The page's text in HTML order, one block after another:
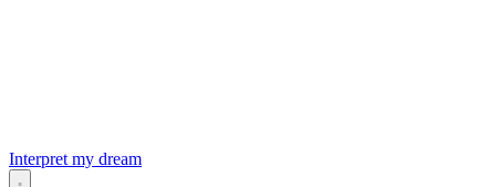
Interpret my dream